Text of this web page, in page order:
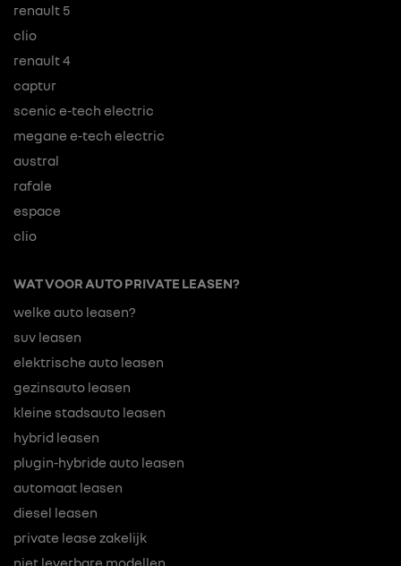
renault 5
clio
renault 4
captur
scenic e-tech electric
megane e-tech electric
austral
rafale
espace
clio
WAT VOOR AUTO PRIVATE LEASEN?
welke auto leasen?
suv leasen
elektrische auto leasen
gezinsauto leasen
kleine stadsauto leasen
hybrid leasen
plugin-hybride auto leasen
automaat leasen
diesel leasen
private lease zakelijk
niet leverbare modellen